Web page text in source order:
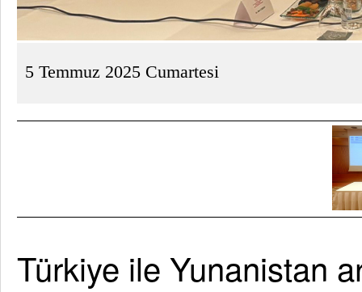
5 Temmuz 2025 Cumartesi
Türkiye ile Yunanistan